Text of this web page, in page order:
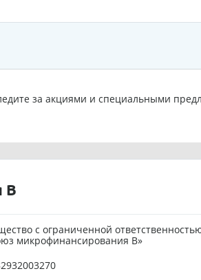
за акциями и специальными
В
с ограниченной
микрофинансирования В»